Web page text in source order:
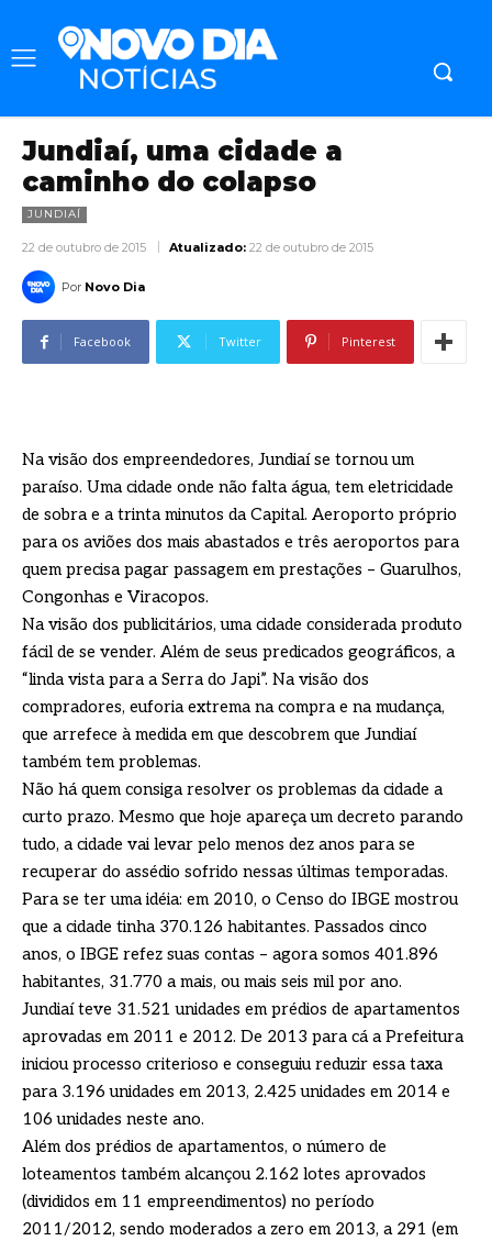
Jundiaí, uma cidade a
caminho do colapso
JUNDIAÍ
22 de outubro de 2015 Atualizado: 22 de outubro de 2015
Por Novo Dia
Facebook Twitter Pinterest
Na visão dos empreendedores, Jundiaí se tornou um
paraíso. Uma cidade onde não falta água, tem eletricidade
de sobra e a trinta minutos da Capital. Aeroporto próprio
para os aviões dos mais abastados e três aeroportos para
quem precisa pagar passagem em prestações – Guarulhos,
Congonhas e Viracopos.
Na visão dos publicitários, uma cidade considerada produto
fácil de se vender. Além de seus predicados geográficos, a
“linda vista para a Serra do Japi”. Na visão dos
compradores, euforia extrema na compra e na mudança,
que arrefece à medida em que descobrem que Jundiaí
também tem problemas.
Não há quem consiga resolver os problemas da cidade a
curto prazo. Mesmo que hoje apareça um decreto parando
tudo, a cidade vai levar pelo menos dez anos para se
recuperar do assédio sofrido nessas últimas temporadas.
Para se ter uma idéia: em 2010, o Censo do IBGE mostrou
que a cidade tinha 370.126 habitantes. Passados cinco
anos, o IBGE refez suas contas – agora somos 401.896
habitantes, 31.770 a mais, ou mais seis mil por ano.
Jundiaí teve 31.521 unidades em prédios de apartamentos
aprovadas em 2011 e 2012. De 2013 para cá a Prefeitura
iniciou processo criterioso e conseguiu reduzir essa taxa
para 3.196 unidades em 2013, 2.425 unidades em 2014 e
106 unidades neste ano.
Além dos prédios de apartamentos, o número de
loteamentos também alcançou 2.162 lotes aprovados
(divididos em 11 empreendimentos) no período
2011/2012, sendo moderados a zero em 2013, a 291 (em